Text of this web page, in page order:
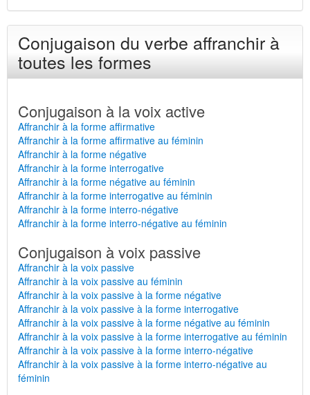
Conjugaison du verbe affranchir à
toutes les formes
Conjugaison à la voix active
Affranchir à la forme affirmative
Affranchir à la forme affirmative au féminin
Affranchir à la forme négative
Affranchir à la forme interrogative
Affranchir à la forme négative au féminin
Affranchir à la forme interrogative au féminin
Affranchir à la forme interro-négative
Affranchir à la forme interro-négative au féminin
Conjugaison à voix passive
Affranchir à la voix passive
Affranchir à la voix passive au féminin
Affranchir à la voix passive à la forme négative
Affranchir à la voix passive à la forme interrogative
Affranchir à la voix passive à la forme négative au féminin
Affranchir à la voix passive à la forme interrogative au féminin
Affranchir à la voix passive à la forme interro-négative
Affranchir à la voix passive à la forme interro-négative au
féminin